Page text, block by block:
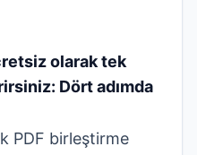
olarak tek
Dört adımda
PDF birleştirme